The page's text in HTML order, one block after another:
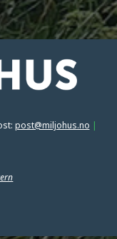
post@miljohus.no |